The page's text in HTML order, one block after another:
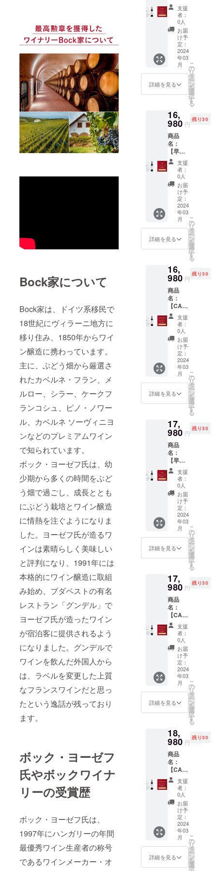
Bock家について
Bock家は、ドイツ系移民で
18世紀にヴィラーニ地方に
移り住み、1850年からワイ
ン醸造に携わっています。
主に、ぶどう畑から厳選さ
れたカベルネ・フラン、メ
ルロー、シラー、ケークフ
ランコシュ、ピノ・ノワー
ル、カベルネ ソーヴィニヨ
ンなどのプレミアムワイン
で知られています。
ボック・ヨーゼフ氏は、幼
少期から多くの時間をぶど
う畑で過ごし、成長ととも
にぶどう栽培とワイン醸造
に情熱を注ぐようになりま
した。ヨーゼフ氏が造るワ
インは素晴らしく美味しい
と評判になり、1991年には
本格的にワイン醸造に取組
み始め、ブダペストの有名
レストラン「グンデル」で
ヨーゼフ氏が造ったワイン
が宿泊客に提供されるよう
になりました。グンデルで
ワインを飲んだ外国人から
は、ラベルを変更した上質
なフランスワインだと思っ
たという逸話が残っており
ます。
ボック・ヨーゼフ
氏やボックワイナ
リーの受賞歴
ボック・ヨーゼフ氏は、
1997年にハンガリーの年間
最優秀ワイン生産者の称号
であるワインメーカー・オ
コール
度数：
13.78%
内容
量：
750ml ※
送料込
みの価
格とな
す。 ※
こちら
ターン
は20歳
未満の
方は購
入する
ことが
できま
せん。
15.08%
内容
量：
750ml ※
送料込
みの価
格とな
りま
す。 ※
のリ
ターン
方は購
入する
ことが
できま
せん。
ガー
ネット
レッド
の色調
で、香
りには
熟した
チェ
リーと
クベ
リーが
のアロ
マと共
に現れ
ます。
味わい
には果
物の他
にチョ
コレー
トとタ
バコの
ニュア
ンスが
感じら
れるフ
ディー
のワイ
どう品
種：カ
ベル
ネ・フ
ラン
100%
タイ
プ：
赤 辛
口 アル
コール
度数：
14.33%
内容
量：
750ml ※
送料込
みの価
りま
す。 ※
こちら
のリ
ターン
は20歳
未満の
方は購
入する
ことが
できま
せん。
れ、そ
の後さ
らに
12ヶ月
大樽に
移され
ます。
このワ
インは
良い天
候に恵
払って
作られ
まし
た。フ
ルボ
ディで
しっか
りとし
たタン
ニンが
あり、
素晴ら
しいポ
テン
シャル
ていま
す。カ
のフ
レッ
シュで
ありな
がらも
成熟し
たアロ
マが感
じら
れ、味
わいに
はベ
リーと
チョコ
レート
られま
す。 ぶ
ルロー
100%
タイ
プ：
赤 辛
口 アル
コール
度数：
13.78%
内容
量：
750ml ※
送料込
みの価
格とな
す。 ※
こちら
ターン
は20歳
未満の
方は購
入する
ことが
できま
せん。
明：ボ
コルの
ぶどう
畑から
で収穫
量を制
限した
特別な
シラー
から造
られて
新しい
オーク
樽で
18ヶ月
熟成し
まし
た。ほ
んのり
黒みを
帯びた
ガー
ネット
レッド
の色調
が特徴
で、香
りには
熟した
フルー
ツ、ミ
ントが
感じら
れ、新
しいに
よる
チョコ
レート
とバニ
ラの
ニュア
ンスが
アクセ
して効
いてい
品種：
シラー
100%
タイ
プ：
赤 辛
口 アル
コール
度数：
15.08%
内容
量：
750ml ※
送料込
みの価
りま
す。 ※
ターン
は20歳
未満の
方は購
入する
ことが
できま
せん。
割・30
名限
定・
15%OF
F】ボッ
ク・
ヴィ
ラー
ニ・フ
ラン・
フェケ
テ・ヘ
ジ・セ
ション
2016 価
格：
19,980
円
→16,98
0円
（3,000
円引
き） 商
品説
明：
フェケ
テ・ヘ
ジのぶ
どう畑
で生産
したカ
ベル
ネ・フ
ランで
作られ
たワイ
ン。こ
ちらの
カベル
ネ・フ
ランの
ワイン
は、卓
越した
年のみ
造られ
ます。
リック
樽で
24ヶ月
熟成さ
れま
す。
ガー
ネット
レッド
の色調
で、香
りには
熟した
チェ
リーと
クベ
リーが
のアロ
マと共
に現れ
ます。
味わい
には果
物の他
にチョ
コレー
トとタ
バコの
ニュア
ンスが
感じら
れるフ
ディー
のワイ
どう品
種：カ
ベル
ネ・フ
ラン
100%
タイ
プ：
赤 辛
口 アル
コール
度数：
14.33%
内容
量：
750ml ※
送料込
みの価
支援
者：
0人
お届
け予
定：
2024
年03
月
詳細を見る
こ
の
リ
タ
ー
ン
を
選
択
す
る
16,
980 円
残り30
商品
名：
【早
割・30
名限
定・
11%OF
F】ボッ
ク・メ
ルロー
スペ
シャル
リザー
ブ2015
価格：
18,980
→16,98
0円
（2,000
円引
き） 商
品説
明：ウ
ルド
ガー
ロック
のぶど
う畑で
厳選さ
れたメ
ルロー
から造
られて
ワイン
はバ
リック
樽で
12ヶ月
熟成さ
れ、そ
の後さ
らに
12ヶ月
大樽に
移され
ます。
このワ
インは
良い天
候に恵
払って
作られ
まし
た。フ
ルボ
ディで
しっか
りとし
たタン
ニンが
あり、
素晴ら
しいポ
テン
シャル
ていま
す。カ
のフ
レッ
シュで
ありな
がらも
成熟し
たアロ
マが感
じら
れ、味
わいに
はベ
リーと
チョコ
レート
られま
す。 ぶ
支援
者：
0人
お届
け予
定：
2024
年03
月
詳細を見る
こ
の
リ
タ
ー
ン
を
選
択
す
る
16,
980 円
残り30
商品
名：
【CAM
PFIRE
割・30
名限
定・
6%OFF
】ボッ
ク・メ
ルロー
スペ
シャル
リザー
ブ2015
価格：
円
→16,98
0円
（1,000
円引
き） 商
品説
明：ボ
コルの
ぶどう
畑から
で収穫
量を制
限した
特別な
シラー
から造
酵後、
新しい
オーク
樽で
18ヶ月
熟成し
まし
た。ほ
んのり
黒みを
帯びた
ガー
ネット
レッド
の色調
が特徴
で、香
ス、過
熟した
フルー
ツ、ミ
ントが
感じら
れ、新
しいに
よる
チョコ
レート
とバニ
ラの
ニュア
ンスが
ントと
して効
支援
者：
0人
お届
け予
定：
2024
年03
月
詳細を見る
こ
の
リ
タ
ー
ン
を
選
択
す
る
17,
980 円
残り30
商品
名：
【早
割・30
名限
定・
10%OF
F】ボッ
ク・
ヴィ
ラー
ニ・フ
ラン・
フェケ
テ・ヘ
ジ・セ
ション
2016 価
格：
19,980
円
→17,98
0円
（2,000
円引
き） 商
品説
明：
フェケ
テ・ヘ
ジのぶ
どう畑
で生産
したカ
ベル
ネ・フ
ランで
作られ
たワイ
ン。こ
ちらの
カベル
ネ・フ
ランの
ワイン
は、卓
越した
年のみ
造られ
ます。
支援
者：
0人
お届
け予
定：
2024
年03
月
詳細を見る
こ
の
リ
タ
ー
ン
を
選
択
す
る
17,
980 円
残り30
商品
名：
【CAM
PFIRE
割・30
名限
定・
5%OFF
】ボッ
ク・メ
ルロー
スペ
シャル
リザー
ブ2015
価格：
円
→17,98
0円
（1,000
円引
き） 商
品説
明：ウ
ルド
ガー
ロック
のぶど
う畑で
厳選さ
れたメ
ルロー
から造
支援
者：
0人
お届
け予
定：
2024
年03
月
詳細を見る
こ
の
リ
タ
ー
ン
を
選
択
す
る
18,
980 円
残り30
商品
名：
【CAM
PFIRE
割・30
名限
定・
5%OFF
】ボッ
ク・
ヴィ
ラー
ニ・フ
ラン・
フェケ
支援
者：
0人
お届
け予
定：
2024
年03
月
詳細を見る
こ
の
リ
タ
ー
ン
を
選
択